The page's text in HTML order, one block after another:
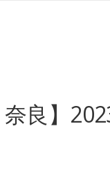
良】